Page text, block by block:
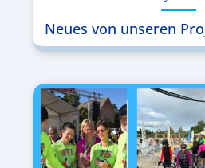
Neues von unseren